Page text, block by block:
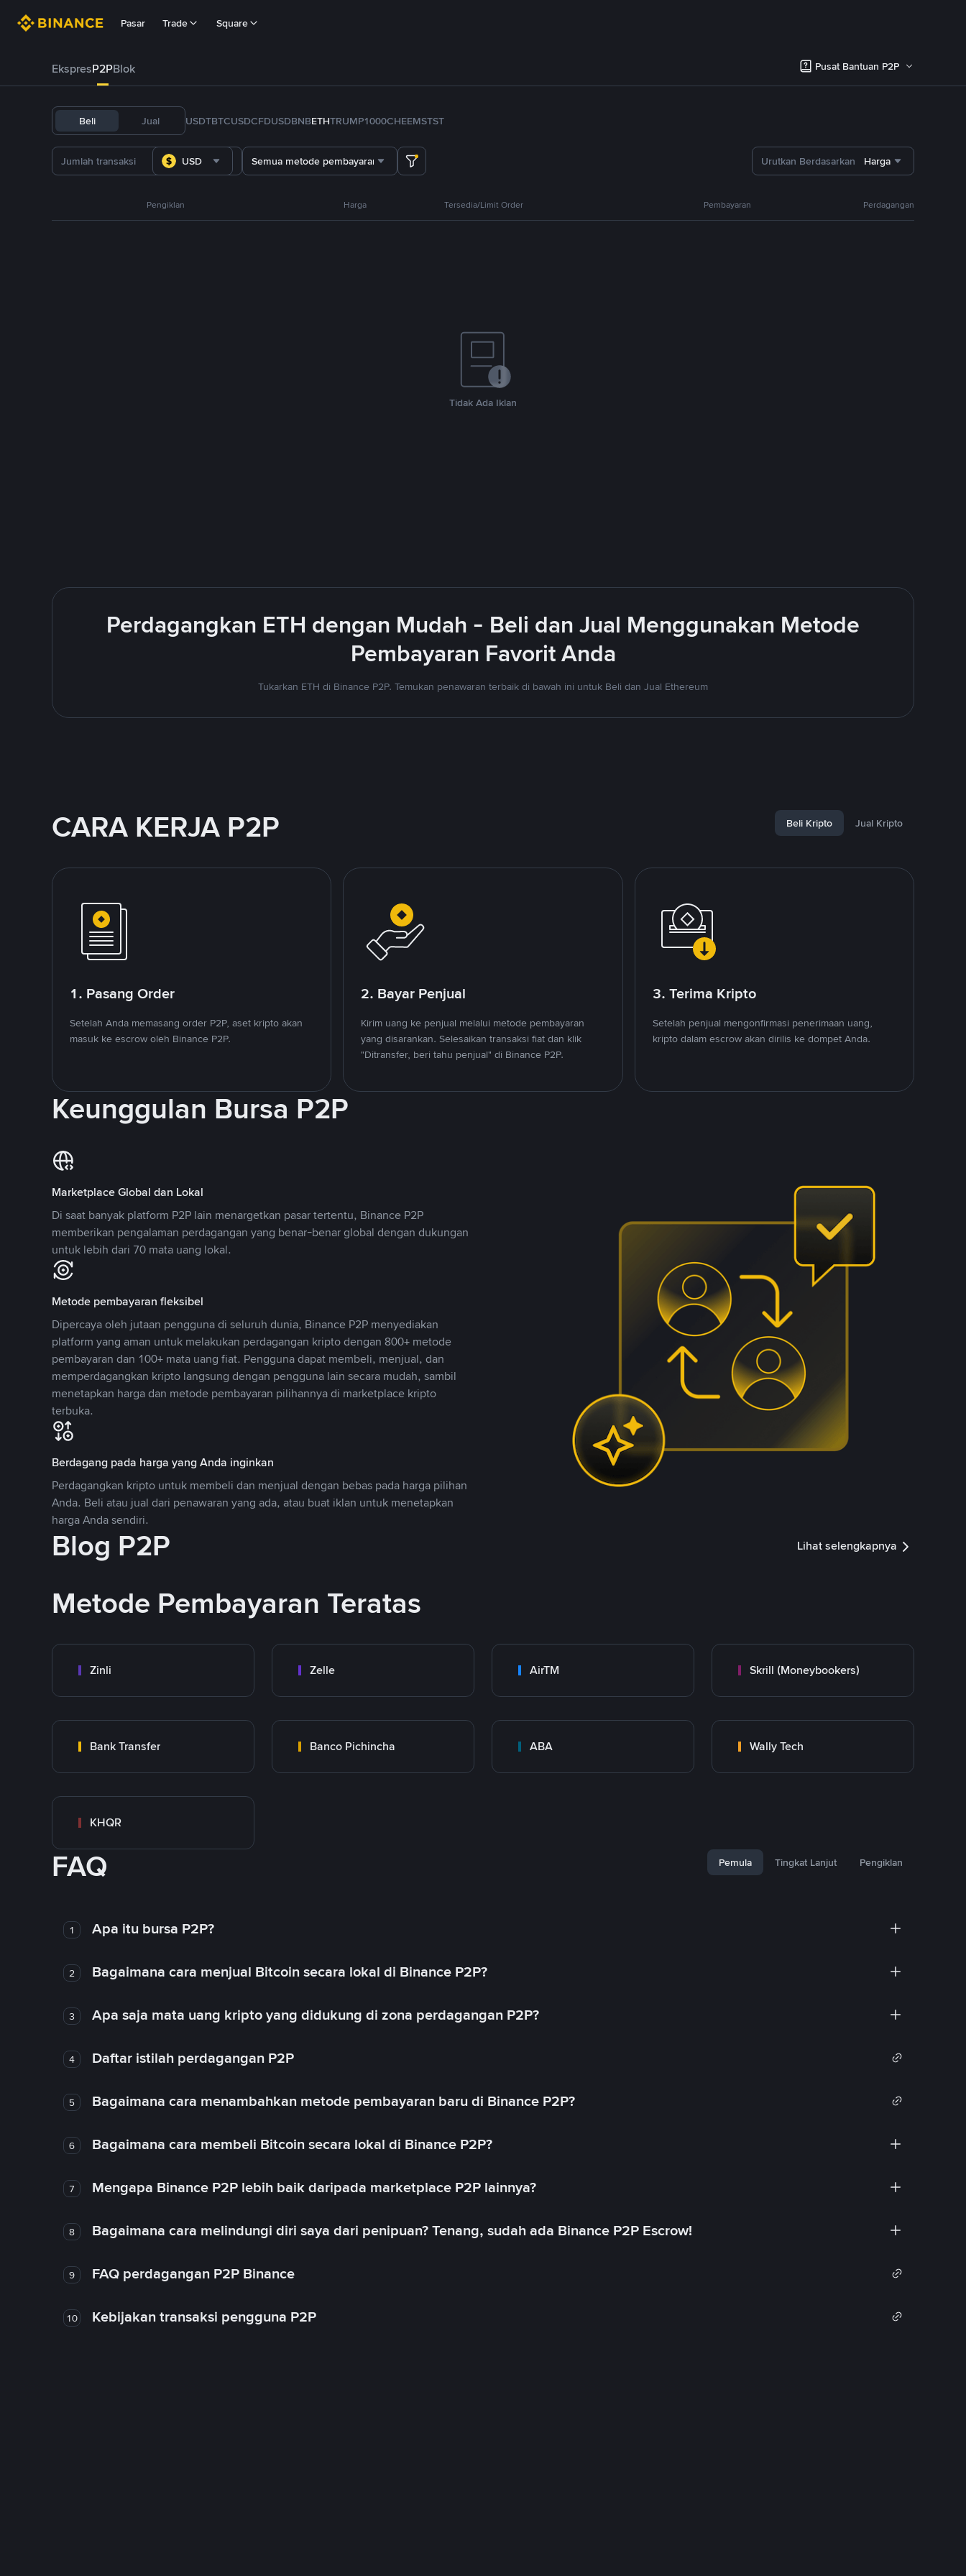
Pasar Trade Square
EkspresP2PBlok Pusat Bantuan P2P
Beli Jual USDTBTCUSDCFDUSDBNBETHTRUMP1000CHEEMSTST
USD Semua metode pembayaran Urutkan Berdasarkan Harga
Pengiklan Harga Tersedia/Limit Order Pembayaran Perdagangan
Tidak Ada Iklan
Perdagangkan ETH dengan Mudah - Beli dan Jual Menggunakan Metode
Pembayaran Favorit Anda
Tukarkan ETH di Binance P2P. Temukan penawaran terbaik di bawah ini untuk Beli dan Jual Ethereum
CARA KERJA P2P Beli Kripto Jual Kripto
1. Pasang Order
Setelah Anda memasang order P2P, aset kripto akan
masuk ke escrow oleh Binance P2P.
2. Bayar Penjual
Kirim uang ke penjual melalui metode pembayaran
yang disarankan. Selesaikan transaksi fiat dan klik
"Ditransfer, beri tahu penjual" di Binance P2P.
3. Terima Kripto
Setelah penjual mengonfirmasi penerimaan uang,
kripto dalam escrow akan dirilis ke dompet Anda.
Keunggulan Bursa P2P
Marketplace Global dan Lokal
Di saat banyak platform P2P lain menargetkan pasar tertentu, Binance P2P
memberikan pengalaman perdagangan yang benar-benar global dengan dukungan
untuk lebih dari 70 mata uang lokal.
Metode pembayaran fleksibel
Dipercaya oleh jutaan pengguna di seluruh dunia, Binance P2P menyediakan
platform yang aman untuk melakukan perdagangan kripto dengan 800+ metode
pembayaran dan 100+ mata uang fiat. Pengguna dapat membeli, menjual, dan
memperdagangkan kripto langsung dengan pengguna lain secara mudah, sambil
menetapkan harga dan metode pembayaran pilihannya di marketplace kripto
terbuka.
Berdagang pada harga yang Anda inginkan
Perdagangkan kripto untuk membeli dan menjual dengan bebas pada harga pilihan
Anda. Beli atau jual dari penawaran yang ada, atau buat iklan untuk menetapkan
harga Anda sendiri.
Blog P2P Lihat selengkapnya
Metode Pembayaran Teratas
Zinli Zelle AirTM Skrill (Moneybookers)
Bank Transfer Banco Pichincha ABA Wally Tech
KHQR
FAQ Pemula Tingkat Lanjut Pengiklan
1 Apa itu bursa P2P?
2 Bagaimana cara menjual Bitcoin secara lokal di Binance P2P?
3 Apa saja mata uang kripto yang didukung di zona perdagangan P2P?
4 Daftar istilah perdagangan P2P
5 Bagaimana cara menambahkan metode pembayaran baru di Binance P2P?
6 Bagaimana cara membeli Bitcoin secara lokal di Binance P2P?
7 Mengapa Binance P2P lebih baik daripada marketplace P2P lainnya?
8 Bagaimana cara melindungi diri saya dari penipuan? Tenang, sudah ada Binance P2P Escrow!
9 FAQ perdagangan P2P Binance
10 Kebijakan transaksi pengguna P2P